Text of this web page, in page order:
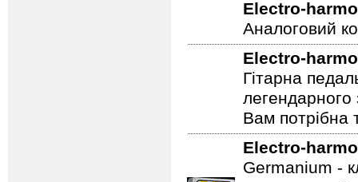
Electro-
Гітарна
Electro-
Аналоговий
Electro-
Гітарна
Вам потрібна